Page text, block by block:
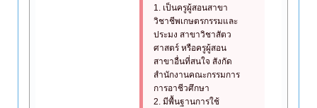
1. เป็นครูผู้สอนสาขา
วิชาชีพเกษตรกรรมและ
ประมง สาขาวิชาสัตว
ศาสตร์ หรือครูผู้สอน
สาขาอื่นที่สนใจ สังกัด
สำนักงานคณะกรรมการ
การอาชีวศึกษา
2. มีพื้นฐานการใช้